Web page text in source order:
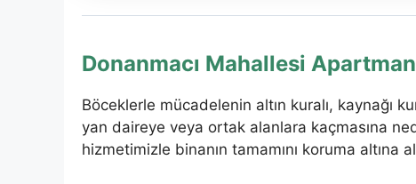
Donanmacı Mahallesi
Böceklerle mücadelenin altın kuralı, kaynağı
yan daireye veya ortak alanlara kaçmasına
hizmetimizle binanın tamamını koruma altına